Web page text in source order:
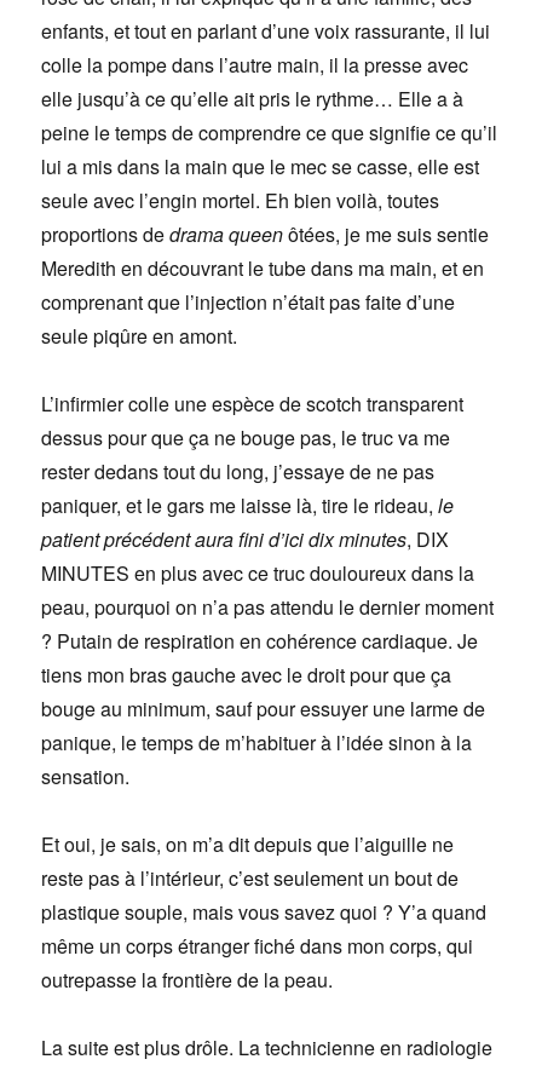
enfants, et tout en parlant d’une voix rassurante, il lui
colle la pompe dans l’autre main, il la presse avec
elle jusqu’à ce qu’elle ait pris le rythme… Elle a à
peine le temps de comprendre ce que signifie ce qu’il
lui a mis dans la main que le mec se casse, elle est
seule avec l’engin mortel. Eh bien voilà, toutes
proportions dedrama queenôtées, je me suis sentie
Meredith en découvrant le tube dans ma main, et en
comprenant que l’injection n’était pas faite d’une
seule piqûre en amont.
L’infirmier colle une espèce de scotch transparent
dessus pour que ça ne bouge pas, le truc va me
rester dedans tout du long, j’essaye de ne pas
paniquer, et le gars me laisse là, tire le rideau,le
patient précédent aura fini d’ici dix minutes, DIX
MINUTES en plus avec ce truc douloureux dans la
peau, pourquoi on n’a pas attendu le dernier moment
? Putain de respiration en cohérence cardiaque. Je
tiens mon bras gauche avec le droit pour que ça
bouge au minimum, sauf pour essuyer une larme de
panique, le temps de m’habituer à l’idée sinon à la
sensation.
Et oui, je sais, on m’a dit depuis que l’aiguille ne
reste pas à l’intérieur, c’est seulement un bout de
plastique souple, mais vous savez quoi ? Y’a quand
même un corps étranger fiché dans mon corps, qui
outrepasse la frontière de la peau.
La suite est plus drôle. La technicienne en radiologie